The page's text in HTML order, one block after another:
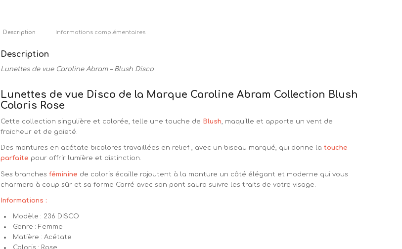
Description Informations complémentaires
Description
Lunettes de vue Caroline Abram – Blush Disco
Lunettes de vue Disco de la Marque Caroline Abram Collection Blush
Coloris Rose
Cette collection singulière et colorée, telle une touche de Blush, maquille et apporte un vent de
fraicheur et de gaieté.
Des montures en acétate bicolores travaillées en relief , avec un biseau marqué, qui donne latouche
parfaite pour offrir lumière et distinction.
Ses branchesféminine de coloris écaille rajoutent à la monture un côté élégant et moderne qui vous
charmera à coup sûr et sa forme Carré avec son pont saura suivre les traits de votre visage.
Informations :
Modèle : 236 DISCO
Genre : Femme
Matière : Acétate
Coloris : Rose